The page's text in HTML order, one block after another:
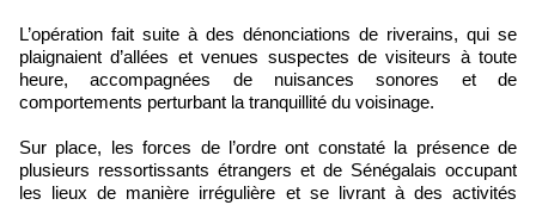
L’opération fait suite à des dénonciations de riverains, qui se
plaignaient d’allées et venues suspectes de visiteurs à toute
heure, accompagnées de nuisances sonores et de
comportements perturbant la tranquillité du voisinage.
Sur place, les forces de l’ordre ont constaté la présence de
plusieurs ressortissants étrangers et de Sénégalais occupant
les lieux de manière irrégulière et se livrant à des activités